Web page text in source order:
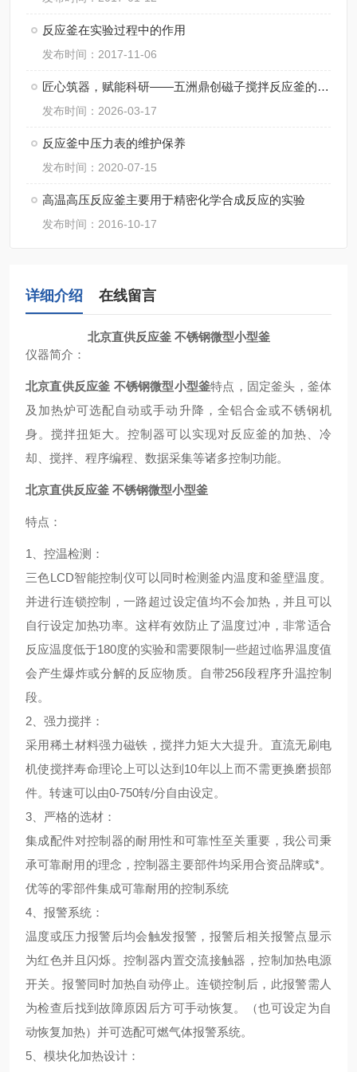
反应釜在实验过程中的作用
发布时间：2017-11-06
匠心筑器，赋能科研——五洲鼎创磁子搅拌反应釜的实干之路
发布时间：2026-03-17
反应釜中压力表的维护保养
发布时间：2020-07-15
高温高压反应釜主要用于精密化学合成反应的实验
发布时间：2016-10-17
详细介绍 在线留言
北京直供反应釜 不锈钢微型小型釜
仪器简介：
北京直供反应釜 不锈钢微型小型釜特点，固定釜头，釜体
及加热炉可选配自动或手动升降，全铝合金或不锈钢机
身。搅拌扭矩大。控制器可以实现对反应釜的加热、冷
却、搅拌、程序编程、数据采集等诸多控制功能。
北京直供反应釜 不锈钢微型小型釜
特点 ：
1、 控温检测 ：
三色LCD智能控制仪可以同时检测釜内温度和釜壁温度。
并进行连锁控制，一路超过设定值均不会加热，并且可以
自行设定加热功率。这样有效防止了温度过冲，非常适合
反应温度低于180度的实验和需要限制一些超过临界温度值
会产生爆炸或分解的反应物质。自带256段程序升温控制
段。
2、 强力搅拌 ：
采用稀土材料强力磁铁，搅拌力矩大大提升。直流无刷电
机使搅拌寿命理论上可以达到10年以上而不需更换磨损部
件。转速可以由0-750转/分自由设定。
3、 严格的选材 ：
集成配件对控制器的耐用性和可靠性至关重要，我公司秉
承可靠耐用的理念，控制器主要部件均采用合资品牌或*。
优等的零部件集成可靠耐用的控制系统
4、 报警系统 ：
温度或压力报警后均会触发报警，报警后相关报警点显示
为红色并且闪烁。控制器内置交流接触器，控制加热电源
开关。报警同时加热自动停止。连锁控制后，此报警需人
为检查后找到故障原因后方可手动恢复。（也可设定为自
动恢复加热）并可选配可燃气体报警系统。
5、 模块化加热设计 ：